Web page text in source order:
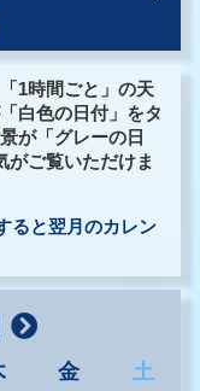
1時間ごと」の天
白色の日付」をタ
が「グレーの日
がご覧いただけま
ると翌月のカレン
金 土